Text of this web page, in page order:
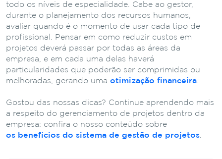
todo os níveis de especialidade. Cabe ao gestor,
durante o planejamento dos recursos humanos,
avaliar quando é o momento de usar cada tipo de
profissional. Pensar em como reduzir custos em
projetos deverá passar por todas as áreas da
empresa, e em cada uma delas haverá
particularidades que poderão ser comprimidas ou
melhoradas, gerando uma otimização financeira
Gostou das nossas dicas? Continue aprendendo mais
a respeito do gerenciamento de projetos dentro da
empresa: confira o nosso conteúdo sobre
os benefícios do sistema de gestão de projetos